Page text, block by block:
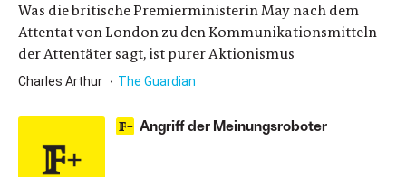
Was die britische Premierministerin May nach dem
Attentat von London zu den Kommunikationsmitteln
der Attentäter sagt, ist purer Aktionismus
Charles Arthur The Guardian
Angriff der Meinungsroboter